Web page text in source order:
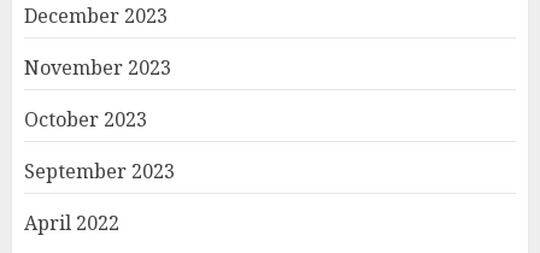
December 2023
November 2023
October 2023
September 2023
April 2022